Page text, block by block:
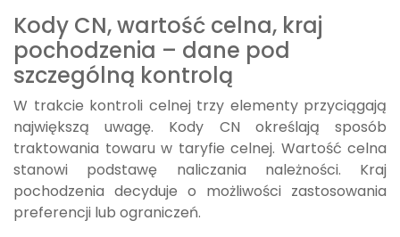
Kody CN, wartość celna, kraj
pochodzenia – dane pod
szczególną kontrolą
W trakcie kontroli celnej trzy elementy przyciągają
największą uwagę. Kody CN określają sposób
traktowania towaru w taryfie celnej. Wartość celna
stanowi podstawę naliczania należności. Kraj
pochodzenia decyduje o możliwości zastosowania
preferencji lub ograniczeń.